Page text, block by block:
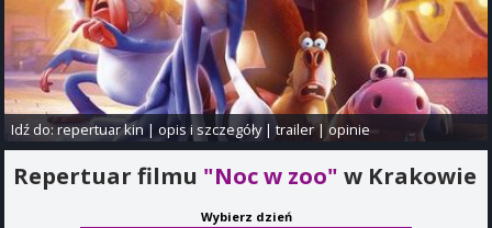
Idź do:repertuar kin|opis i szczegóły|trailer|opinie
Repertuar filmu "Noc w zoo" w Krakowie
Wybierz dzień